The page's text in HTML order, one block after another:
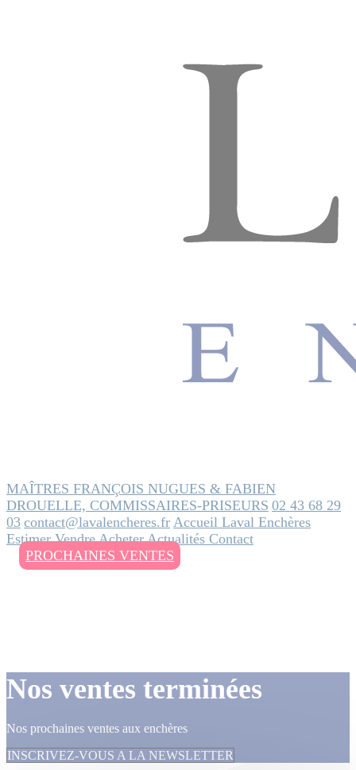
MAÎTRES FRANÇOIS NUGUES & FABIEN
DROUELLE, COMMISSAIRES-PRISEURS 02 43 68 29
03 contact@lavalencheres.fr Accueil Laval Enchères
EstimerVendreAcheterActualités Contact
PROCHAINES VENTES
Nos ventes terminées
Nos prochaines ventes aux enchères
INSCRIVEZ-VOUS A LA NEWSLETTER